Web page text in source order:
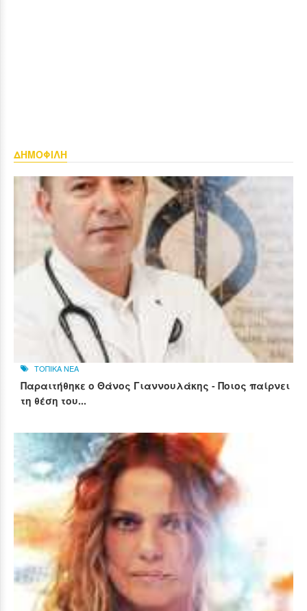
ΔΗΜΟΦΙΛΗ
ΤΟΠΙΚΑ ΝΕΑ
Παραιτήθηκε ο Θάνος Γιαννουλάκης - Ποιος παίρνει
τη θέση του...